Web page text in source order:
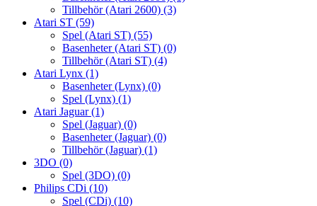
Tillbehör (Atari 2600) (3)
Atari ST (59)
Spel (Atari ST) (55)
Basenheter (Atari ST) (0)
Tillbehör (Atari ST) (4)
Atari Lynx (1)
Basenheter (Lynx) (0)
Spel (Lynx) (1)
Atari Jaguar(1)
Spel (Jaguar) (0)
Basenheter (Jaguar) (0)
Tillbehör (Jaguar) (1)
3DO (0)
Spel (3DO) (0)
Philips CDi (10)
Spel (CDi) (10)